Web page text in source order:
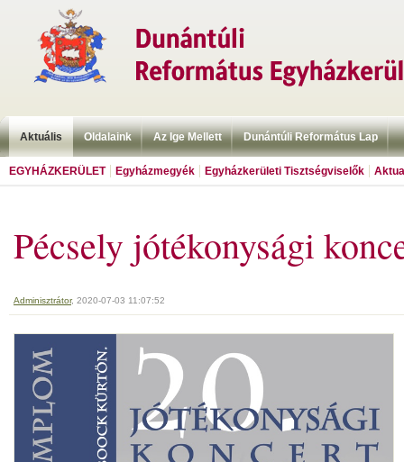
Aktuális Oldalaink Az Ige Mellett Dunántúli Református Lap
EGYHÁZKERÜLET Egyházmegyék Egyházkerületi Tisztségviselők
Pécsely jótékonysági
Adminisztrátor, 2020-07-03 11:07:52